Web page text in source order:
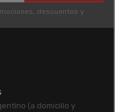
descuentos y
(a domicilio y